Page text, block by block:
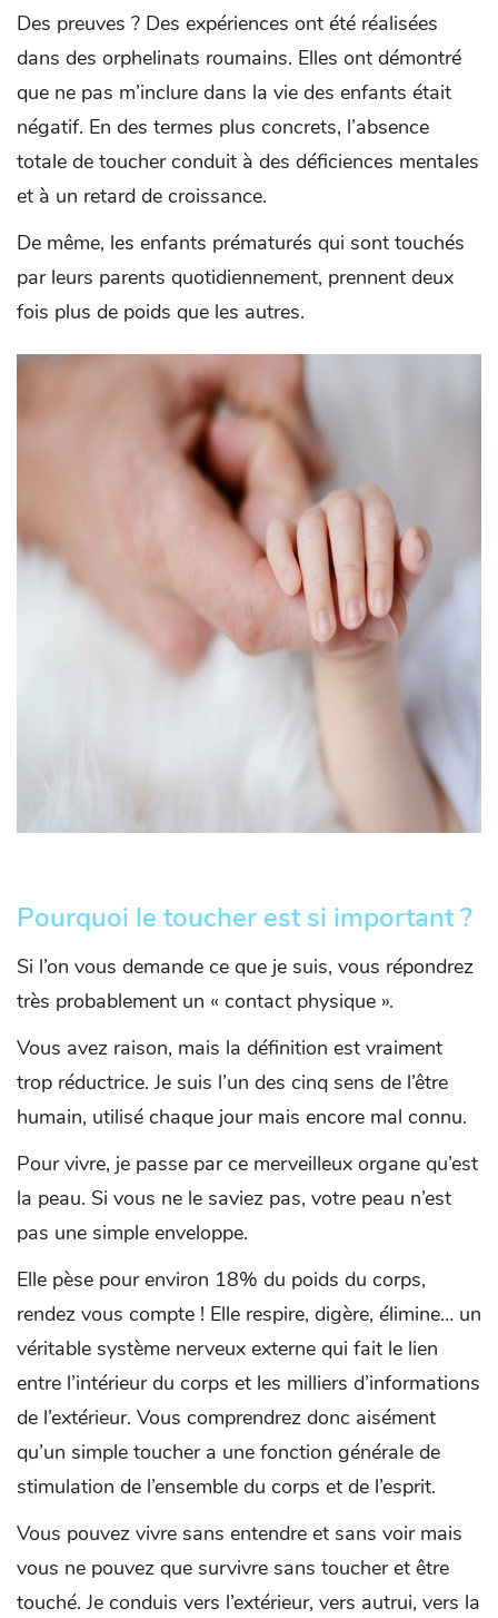
Des preuves ? Des expériences ont été réalisées
dans des orphelinats roumains. Elles ont démontré
que ne pas m’inclure dans la vie des enfants était
négatif. En des termes plus concrets, l’absence
totale de toucher conduit à des déficiences mentales
et à un retard de croissance.
De même, les enfants prématurés qui sont touchés
par leurs parents quotidiennement, prennent deux
fois plus de poids que les autres.
Pourquoi le toucher est si important ?
Si l’on vous demande ce que je suis, vous répondrez
très probablement un « contact physique ».
Vous avez raison, mais la définition est vraiment
trop réductrice. Je suis l’un des cinq sens de l’être
humain, utilisé chaque jour mais encore mal connu.
Pour vivre, je passe par ce merveilleux organe qu’est
la peau. Si vous ne le saviez pas, votre peau n’est
pas une simple enveloppe.
Elle pèse pour environ 18% du poids du corps,
rendez vous compte ! Elle respire, digère, élimine… un
véritable système nerveux externe qui fait le lien
entre l’intérieur du corps et les milliers d’informations
de l’extérieur. Vous comprendrez donc aisément
qu’un simple toucher a une fonction générale de
stimulation de l’ensemble du corps et de l’esprit.
Vous pouvez vivre sans entendre et sans voir mais
vous ne pouvez que survivre sans toucher et être
touché. Je conduis vers l’extérieur, vers autrui, vers la